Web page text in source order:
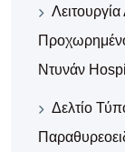
Ντυνάν
Δελτίο